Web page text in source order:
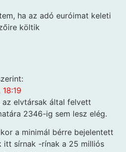
ha az adó euróimat keleti
költik
18:19
elvtársak által felvett
2346-ig sem lesz elég.
a minimál bérre bejelentett
itt sírnak -rínak a 25 milliós